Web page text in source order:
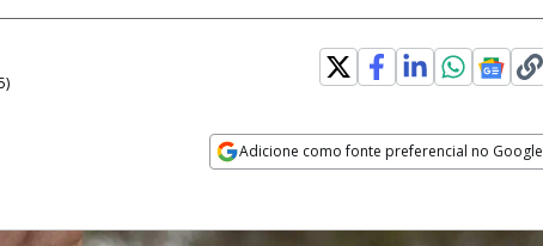
)
Adicione como fonte preferencial no Google